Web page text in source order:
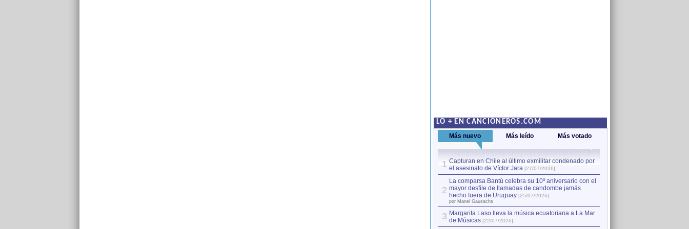
LO + EN CANCIONEROS.COM
Más nuevo Más leído Más votado
1 Capturan en Chile al último exmilitar condenado por
el asesinato de Víctor Jara [27/07/2026]
2
La comparsa Bantú celebra su 10º aniversario con el
mayor desfile de llamadas de candombe jamás
hecho fuera de Uruguay [25/07/2026]
por Manel Gausachs
3 Margarita Laso lleva la música ecuatoriana a La Mar
de Músicas [22/07/2026]